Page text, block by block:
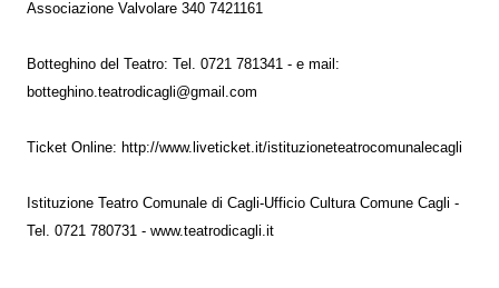
Associazione Valvolare 340 7421161
Botteghino del Teatro: Tel. 0721 781341 - e mail:
botteghino.teatrodicagli@gmail.com
Ticket Online: http://www.liveticket.it/istituzioneteatrocomunalecagli
Istituzione Teatro Comunale di Cagli-Ufficio Cultura Comune Cagli -
Tel. 0721 780731 - www.teatrodicagli.it